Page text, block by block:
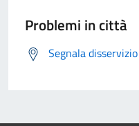
Problemi in città
Segnala disservizio